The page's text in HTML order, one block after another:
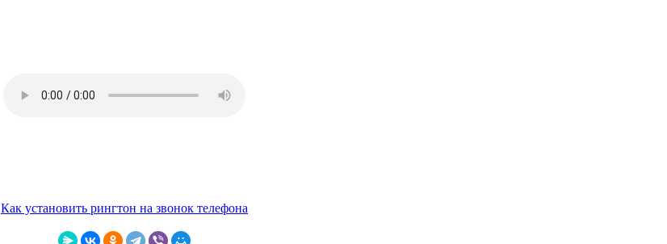
Как установить рингтон на звонок телефона